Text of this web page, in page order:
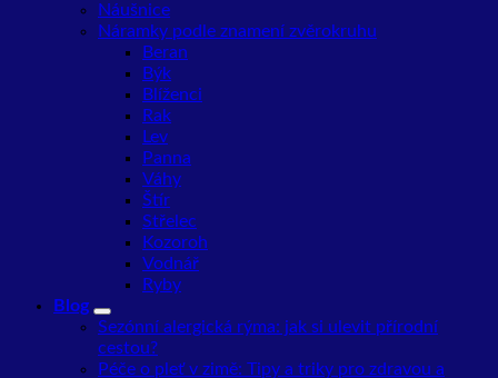
Náušnice
Náramky podle znamení zvěrokruhu
Beran
Býk
Blíženci
Rak
Lev
Panna
Váhy
Štír
Střelec
Kozoroh
Vodnář
Ryby
Blog
Sezónní alergická rýma: jak si ulevit přírodní
cestou?
Péče o pleť v zimě: Tipy a triky pro zdravou a